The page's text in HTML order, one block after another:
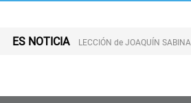
ES NOTICIA LECCIÓN de JOAQUÍN SABINA